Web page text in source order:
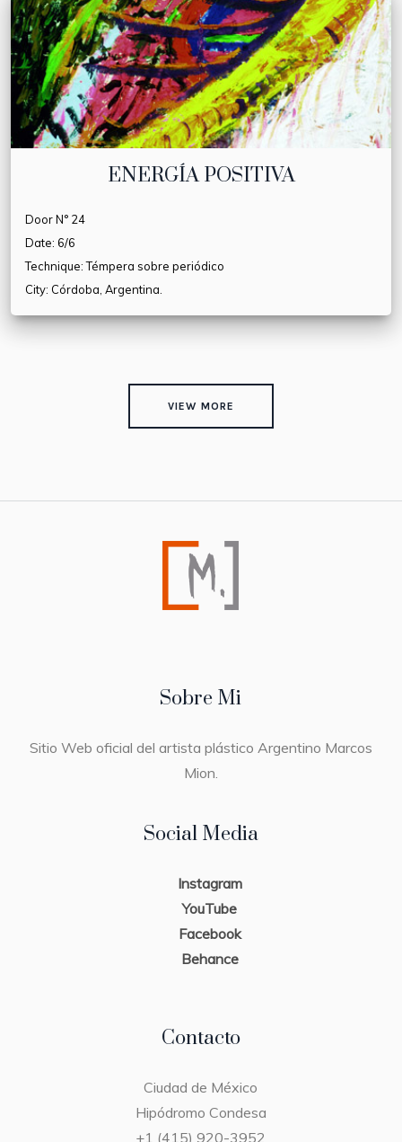
ENERGÍA POSITIVA
Door N° 24
Date: 6/6
Technique: Témpera sobre periódico
City: Córdoba, Argentina.
VIEW MORE
Sobre Mi
Sitio Web oficial del artista plástico Argentino Marcos
Mion.
Social Media
Instagram
YouTube
Facebook
Behance
Contacto
Ciudad de México
Hipódromo Condesa
+1 (415) 920-3952